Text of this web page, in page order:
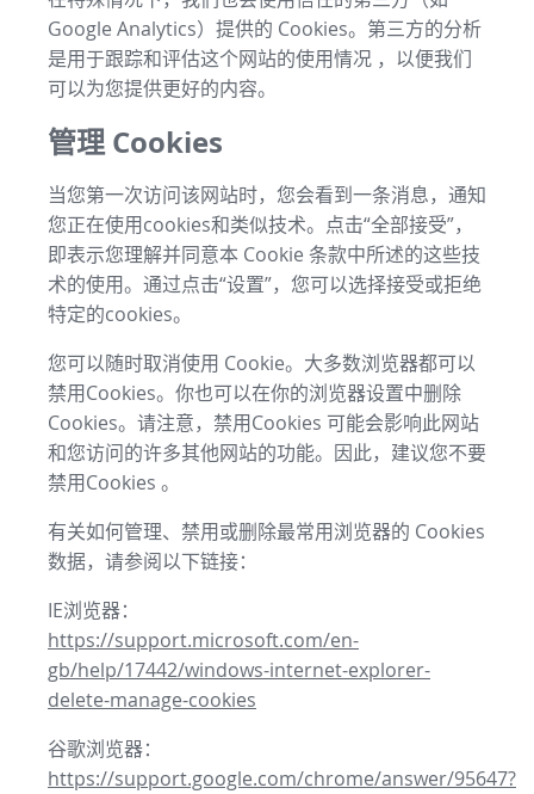
Google Analytics）提供的 Cookies。第三方的分析
是用于跟踪和评估这个网站的使用情况 ，以便我们
可以为您提供更好的内容。
管理 Cookies
当您第一次访问该网站时，您会看到一条消息，通知
您正在使用cookies和类似技术。点击“全部接受”，
即表示您理解并同意本 Cookie 条款中所述的这些技
术的使用。通过点击“设置”，您可以选择接受或拒绝
特定的cookies。
您可以随时取消使用 Cookie。大多数浏览器都可以
禁用Cookies。你也可以在你的浏览器设置中删除
Cookies。请注意，禁用Cookies 可能会影响此网站
和您访问的许多其他网站的功能。因此，建议您不要
禁用Cookies 。
有关如何管理、禁用或删除最常用浏览器的 Cookies
数据，请参阅以下链接：
IE浏览器：
https://support.microsoft.com/en-
gb/help/17442/windows-internet-explorer-
delete-manage-cookies
谷歌浏览器：
https://support.google.com/chrome/answer/95647?